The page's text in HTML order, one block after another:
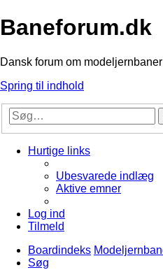
Baneforum.dk
Dansk forum om
Spring til indhold
Hurtige links
Ubesvarede indlæg
Aktive emner
Log ind
Tilmeld
Boardindeks
Søg